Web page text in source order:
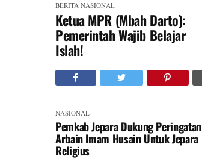
BERITA NASIONAL
Ketua MPR (Mbah Darto):
Pemerintah Wajib Belajar
Islah!
NASIONAL
Pemkab Jepara Dukung Peringatan
Arbain Imam Husain Untuk Jepara
Religius